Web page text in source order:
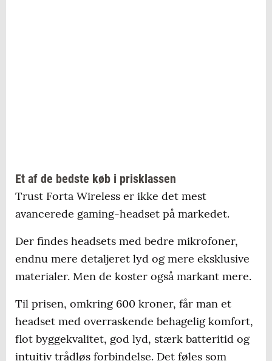
Et af de bedste køb i prisklassen
Trust Forta Wireless er ikke det mest
avancerede gaming-headset på markedet.
Der findes headsets med bedre mikrofoner,
endnu mere detaljeret lyd og mere eksklusive
materialer. Men de koster også markant mere.
Til prisen, omkring 600 kroner, får man et
headset med overraskende behagelig komfort,
flot byggekvalitet, god lyd, stærk batteritid og
intuitiv trådløs forbindelse. Det føles som